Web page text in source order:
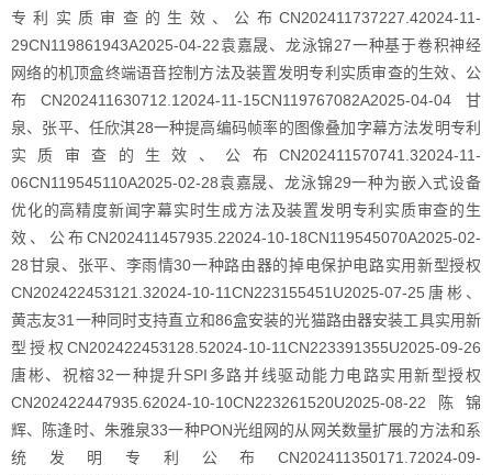
专利实质审查的生效、公布CN202411737227.42024-11-
29CN119861943A2025-04-22袁嘉晟、龙泳锦27一种基于卷积神经
网络的机顶盒终端语音控制方法及装置发明专利实质审查的生效、公
布CN202411630712.12024-11-15CN119767082A2025-04-04甘
泉、张平、任欣淇28一种提高编码帧率的图像叠加字幕方法发明专利
实质审查的生效、公布CN202411570741.32024-11-
06CN119545110A2025-02-28袁嘉晟、龙泳锦29一种为嵌入式设备
优化的高精度新闻字幕实时生成方法及装置发明专利实质审查的生
效、公布CN202411457935.22024-10-18CN119545070A2025-02-
28甘泉、张平、李雨情30一种路由器的掉电保护电路实用新型授权
CN202422453121.32024-10-11CN223155451U2025-07-25唐彬、
黄志友31一种同时支持直立和86盒安装的光猫路由器安装工具实用新
型授权CN202422453128.52024-10-11CN223391355U2025-09-26
唐彬、祝榕32一种提升SPI多路并线驱动能力电路实用新型授权
CN202422447935.62024-10-10CN223261520U2025-08-22陈锦
辉、陈逢时、朱雅泉33一种PON光组网的从网关数量扩展的方法和系
统发明专利公布CN202411350171.72024-09-